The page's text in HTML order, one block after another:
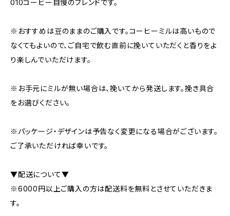
010コーヒー自慢のブレンドです。
※おすすめは豆のままのご購入です。コーヒーミルは高いもので
なくてもよいので、ご自宅で飲む直前に挽いていただくと香りをよ
り楽しんでいただけます。
※お手元にミルが無い場合は、挽いてから発送します。挽き具合
をお選びください。
※パッケージ・デザインは予告なく変更になる場合がございます。
ご了承いただければ幸いです。
▼配送について▼
※6000円以上ご購入の方は配送料を無料とさせていただきま
す。